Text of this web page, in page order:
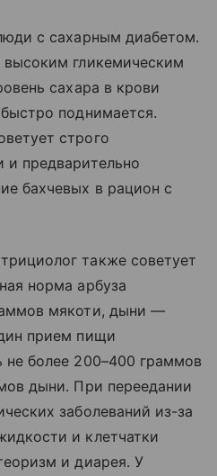
с сахарным диабетом.
гликемическим
сахара в крови
поднимается.
строго
и предварительно
бахчевых в рацион с
также советует
норма арбуза
мякоти, дыни —
прием пищи
не более 200–400 граммов
дыни. При переедании
заболеваний из-за
и клетчатки
и диарея. У